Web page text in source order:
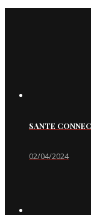
SANTE
02/04/2024